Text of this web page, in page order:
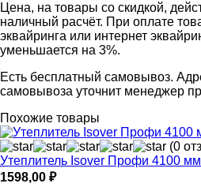
Цена, на товары со скидкой,
наличный расчёт. При оплате
эквайринга или интернет
уменьшается на 3%.
Есть бесплатный самовывоз.
самовывоза уточнит менеджер
Похожие товары
(0
Утеплитель Isover Профи 4100 мм
1598,00 ₽